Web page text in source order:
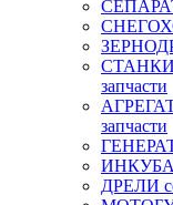
запчасти
запчасти
ДРЕЛИ